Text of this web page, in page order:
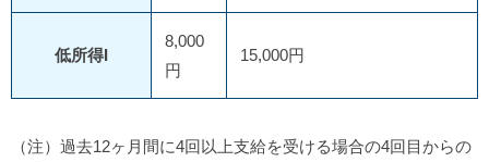
低所得I
8,000
円
15,000円
（注）過去12ヶ月間に4回以上支給を受ける場合の4回目からの